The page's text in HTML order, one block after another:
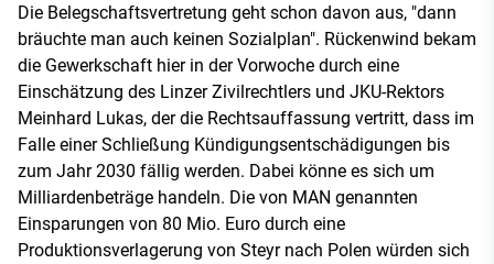
Die Belegschaftsvertretung geht schon davon aus, "dann
bräuchte man auch keinen Sozialplan". Rückenwind bekam
die Gewerkschaft hier in der Vorwoche durch eine
Einschätzung des Linzer Zivilrechtlers und JKU-Rektors
Meinhard Lukas, der die Rechtsauffassung vertritt, dass im
Falle einer Schließung Kündigungsentschädigungen bis
zum Jahr 2030 fällig werden. Dabei könne es sich um
Milliardenbeträge handeln. Die von MAN genannten
Einsparungen von 80 Mio. Euro durch eine
Produktionsverlagerung von Steyr nach Polen würden sich